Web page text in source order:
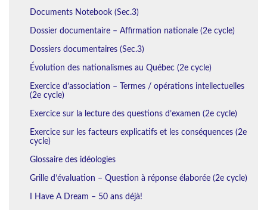
Documents Notebook (Sec.3)
Dossier documentaire – Affirmation nationale (2e cycle)
Dossiers documentaires (Sec.3)
Évolution des nationalismes au Québec (2e cycle)
Exercice d’association – Termes / opérations intellectuelles
(2e cycle)
Exercice sur la lecture des questions d’examen (2e cycle)
Exercice sur les facteurs explicatifs et les conséquences (2e
cycle)
Glossaire des idéologies
Grille d’évaluation – Question à réponse élaborée (2e cycle)
I Have A Dream – 50 ans déjà!